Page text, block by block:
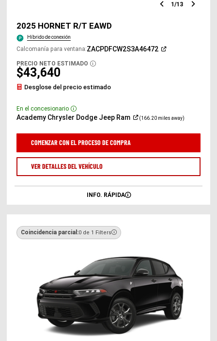
1/13
2025 HORNET R/T EAWD
Híbrido de conexión
Calcomanía para ventana:ZACPDFCW2S3A46472
(Abrir
PRECIO NETO ESTIMADO DISCLOSURE
$43,640
Desglose del precio estimado
En el concesionario Disclosure
Academy Chrysler Dodge Jeep Ram
(Abrir
en
(166.20 miles away)
COMENZAR CON EL PROCESO DE COMPRA
VER DETALLES DEL VEHÍCULO
INFO. RÁPIDA
Coincidencia parcial:0 de 1 Filters